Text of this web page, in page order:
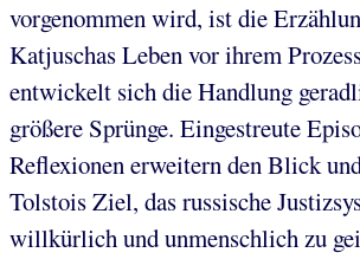
vorgenommen wird, ist die
Katjuschas Leben vor ihrem
entwickelt sich die Handlung
größere Sprünge. Eingestreute
Reflexionen erweitern den Blick
Tolstois Ziel, das russische
willkürlich und unmenschlich zu